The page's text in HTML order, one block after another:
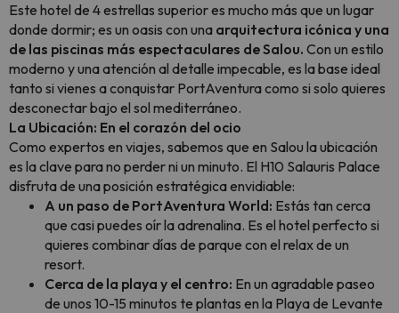
Este hotel de 4 estrellas superior es mucho más que un lugar
donde dormir; es un oasis con una arquitectura icónica y una
de las piscinas más espectaculares de Salou. Con un estilo
moderno y una atención al detalle impecable, es la base ideal
tanto si vienes a conquistar PortAventura como si solo quieres
desconectar bajo el sol mediterráneo.
La Ubicación: En el corazón del ocio
Como expertos en viajes, sabemos que en Salou la ubicación
es la clave para no perder ni un minuto. El H10 Salauris Palace
disfruta de una posición estratégica envidiable:
A un paso de PortAventura World: Estás tan cerca
que casi puedes oír la adrenalina. Es el hotel perfecto si
quieres combinar días de parque con el relax de un
resort.
Cerca de la playa y el centro: En un agradable paseo
de unos 10-15 minutos te plantas en la Playa de Levante